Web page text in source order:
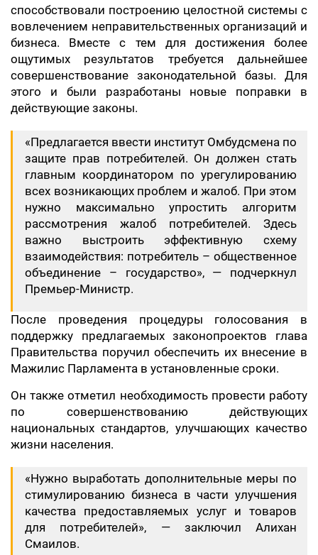
способствовали построению целостной системы с
вовлечением неправительственных организаций и
бизнеса. Вместе с тем для достижения более
ощутимых результатов требуется дальнейшее
совершенствование законодательной базы. Для
этого и были разработаны новые поправки в
действующие законы.
«Предлагается ввести институт Омбудсмена по
защите прав потребителей. Он должен стать
главным координатором по урегулированию
всех возникающих проблем и жалоб. При этом
нужно максимально упростить алгоритм
рассмотрения жалоб потребителей. Здесь
важно выстроить эффективную схему
взаимодействия: потребитель – общественное
объединение – государство», — подчеркнул
Премьер-Министр.
После проведения процедуры голосования в
поддержку предлагаемых законопроектов глава
Правительства поручил обеспечить их внесение в
Мажилис Парламента в установленные сроки.
Он также отметил необходимость провести работу
по совершенствованию действующих
национальных стандартов, улучшающих качество
жизни населения.
«Нужно выработать дополнительные меры по
стимулированию бизнеса в части улучшения
качества предоставляемых услуг и товаров
для потребителей», — заключил Алихан
Смаилов.